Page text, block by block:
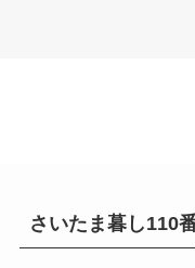
さいたま暮し110